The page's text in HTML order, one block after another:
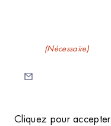
(Nécessaire)
A
Cliquez pour